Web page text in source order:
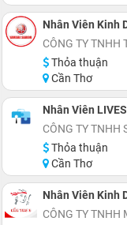
CÔNG TY TNHH
Thỏa thuận
Cần Thơ
Nhân Viên
CÔNG TY TNHH
Thỏa thuận
Cần Thơ
Nhân Viên Kinh
CÔNG TY TNHH